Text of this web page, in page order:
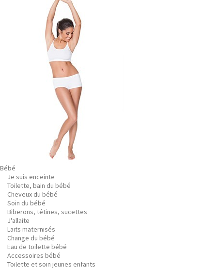
Bébé
Je suis enceinte
Toilette, bain du bébé
Cheveux du bébé
Soin du bébé
Biberons, tétines, sucettes
J'allaite
Laits maternisés
Change du bébé
Eau de toilette bébé
Accessoires bébé
Toilette et soin jeunes enfants